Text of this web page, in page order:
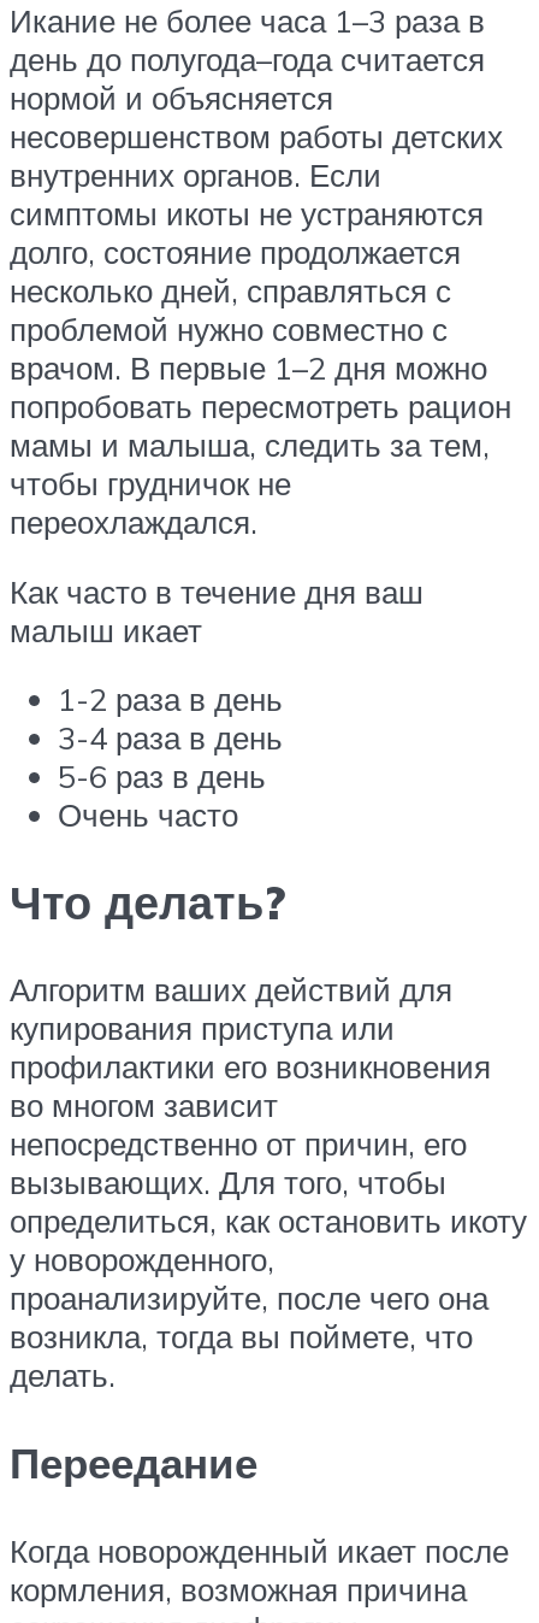
Икание не более часа 1–3 раза в
день до полугода–года считается
нормой и объясняется
несовершенством работы детских
внутренних органов. Если
симптомы икоты не устраняются
долго, состояние продолжается
несколько дней, справляться с
проблемой нужно совместно с
врачом. В первые 1–2 дня можно
попробовать пересмотреть рацион
мамы и малыша, следить за тем,
чтобы грудничок не
переохлаждался.
Как часто в течение дня ваш
малыш икает
1-2 раза в день
3-4 раза в день
5-6 раз в день
Очень часто
Что делать?
Алгоритм ваших действий для
купирования приступа или
профилактики его возникновения
во многом зависит
непосредственно от причин, его
вызывающих. Для того, чтобы
определиться, как остановить икоту
у новорожденного,
проанализируйте, после чего она
возникла, тогда вы поймете, что
делать.
Переедание
Когда новорожденный икает после
кормления, возможная причина